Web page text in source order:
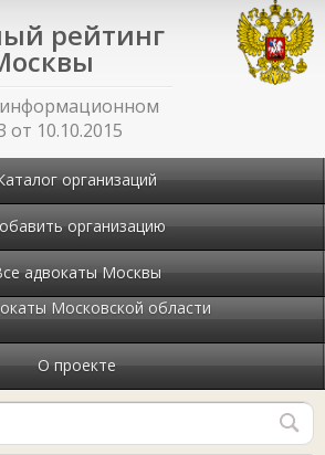
рейтинг
от 10.10.2015
организаций
организацию
адвокаты Москвы
Московской области
О проекте